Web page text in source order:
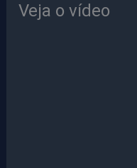
Veja o vídeo